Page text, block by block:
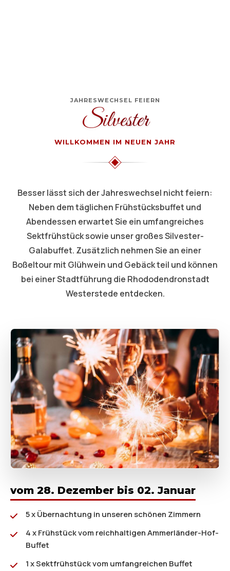
JAHRESWECHSEL FEIERN
Silvester
WILLKOMMEN IM NEUEN JAHR
Besser lässt sich der Jahreswechsel nicht feiern:
Neben dem täglichen Frühstücksbuffet und
Abendessen erwartet Sie ein umfangreiches
Sektfrühstück sowie unser großes Silvester-
Galabuffet. Zusätzlich nehmen Sie an einer
Boßeltour mit Glühwein und Gebäck teil und können
bei einer Stadtführung die Rhododendronstadt
Westerstede entdecken.
vom 28. Dezember bis 02. Januar
5 x Übernachtung in unseren schönen Zimmern
4 x Frühstück vom reichhaltigen Ammerländer-Hof-
Buffet
1 x Sektfrühstück vom umfangreichen Buffet